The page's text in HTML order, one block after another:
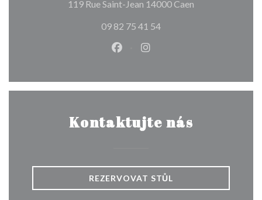
119 Rue Saint-Jean 14000 Caen
09 82 75 41 54
Facebook ((otevře se v novém
Instagram ((otevře se v
Kontaktujte nás
REZERVOVAT STŮL